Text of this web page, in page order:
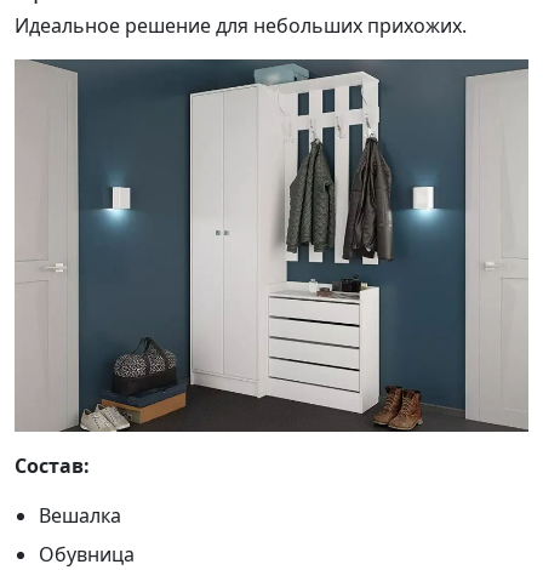
Идеальное решение для небольших прихожих.
Состав:
Вешалка
Обувница